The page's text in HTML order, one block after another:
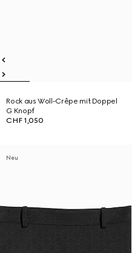
Rock aus Woll-Crêpe mit Doppel
G Knopf
CHF 1,050
Neu